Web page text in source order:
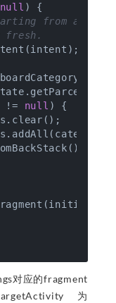
null ) {
from a
!= null ) {
对应的fragment
为